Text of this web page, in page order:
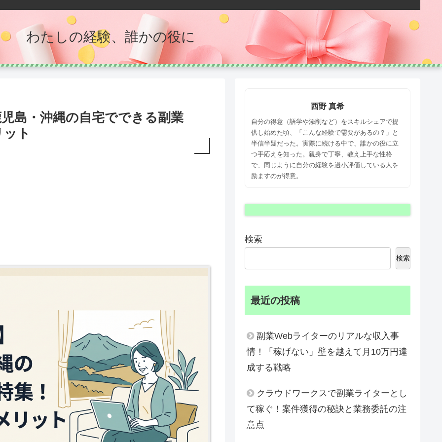
わたしの経験、誰かの役に
島・沖縄の自宅でできる副業
ト
西野 真希
自分の得意（語学や添削など）をスキルシェアで提
供し始めた頃、「こんな経験で需要があるの？」と
半信半疑だった。実際に続ける中で、誰かの役に立
つ手応えを知った。親身で丁寧、教え上手な性格
で、同じように自分の経験を過小評価している人を
励ますのが得意。
検索
検索
最近の投稿
副業Webライターのリアルな収入事
情！「稼げない」壁を越えて月10万円達
成する戦略
クラウドワークスで副業ライターとし
て稼ぐ！案件獲得の秘訣と業務委託の注
意点